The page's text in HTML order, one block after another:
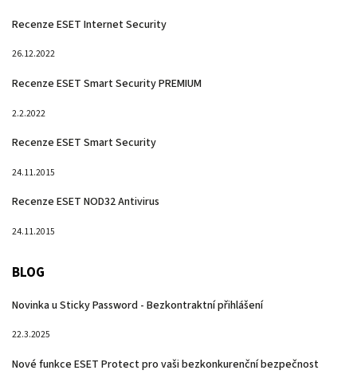
Recenze ESET Internet Security
26.12.2022
Recenze ESET Smart Security PREMIUM
2.2.2022
Recenze ESET Smart Security
24.11.2015
Recenze ESET NOD32 Antivirus
24.11.2015
BLOG
Novinka u Sticky Password - Bezkontraktní přihlášení
22.3.2025
Nové funkce ESET Protect pro vaši bezkonkurenční bezpečnost